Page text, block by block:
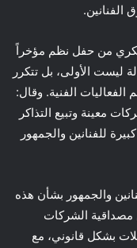
من حفل نظم مؤخراً
ليست الأولى، بل تتكرر
الفنية. وقال:
معينة وتبيع التذاكر
للفنانين والجمهور
والجمهور بشأن هذه
الشركات
بشكل قانوني، مع